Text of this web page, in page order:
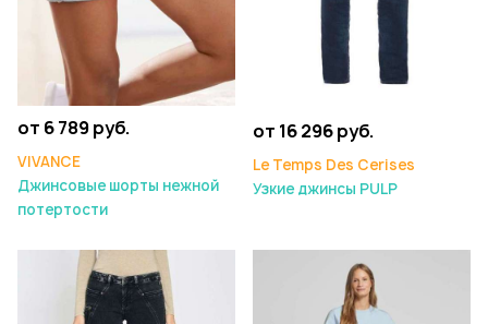
от 6 789 руб.
VIVANCE
Джинсовые шорты нежной
потертости
от 16 296 руб.
Le Temps Des Cerises
Узкие джинсы PULP